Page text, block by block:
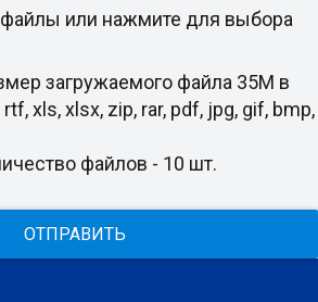
или нажмите для выбора
загружаемого файла 35M в
xls, xlsx, zip, rar, pdf, jpg, gif, bmp,
файлов - 10 шт.
ОТПРАВИТЬ